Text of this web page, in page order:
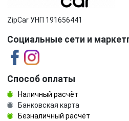
ZipCar УНП 191656441
Социальные сети и
Способ оплаты
Наличный расчёт
Банковская карта
Безналичный расчёт